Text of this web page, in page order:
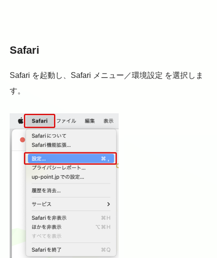
Safari
Safari を起動し、Safari メニュー／環境設定 を選択しま
す。